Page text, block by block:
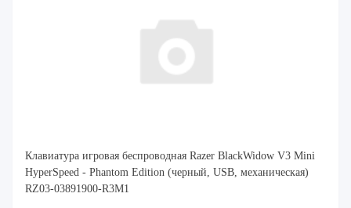
Клавиатура игровая беспроводная Razer BlackWidow V3 Mini
HyperSpeed - Phantom Edition (черный, USB, механическая)
RZ03-03891900-R3M1